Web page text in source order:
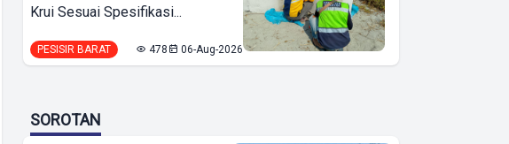
Krui Sesuai Spesifikasi...
PESISIR BARAT 478 06-Aug-2026
SOROTAN